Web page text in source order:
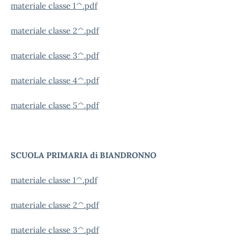
materiale classe 1^.pdf
materiale classe 2^.pdf
materiale classe 3^.pdf
materiale classe 4^.pdf
materiale classe 5^.pdf
SCUOLA PRIMARIA di BIANDRONNO
materiale classe 1^.pdf
materiale classe 2^.pdf
materiale classe 3^.pdf